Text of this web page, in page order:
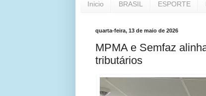
Inicio BRASIL ESPORTE
quarta-feira, 13 de maio de 2026
MPMA e Semfaz
tributários